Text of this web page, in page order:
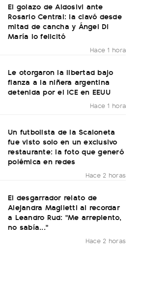
El golazo de Aldosivi ante
Rosario Central: la clavó desde
mitad de cancha y Ángel Di
María lo felicitó
Hace 1 hora
Le otorgaron la libertad bajo
fianza a la niñera argentina
detenida por el ICE en EEUU
Hace 1 hora
Un futbolista de la Scaloneta
fue visto solo en un exclusivo
restaurante: la foto que generó
polémica en redes
Hace 2 horas
El desgarrador relato de
Alejandra Maglietti al recordar
a Leandro Rud: "Me arrepiento,
no sabía..."
Hace 2 horas